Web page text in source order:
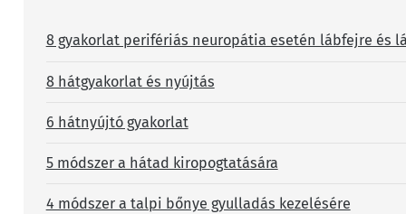
8 gyakorlat perifériás neuropátia esetén lábfejre és
8 hátgyakorlat és nyújtás
6 hátnyújtó gyakorlat
5 módszer a hátad kiropogtatására
4 módszer a talpi bőnye gyulladás kezelésére